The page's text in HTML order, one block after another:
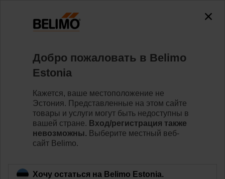
ZCQ-FL
Learn more
Добро пожаловать в Belimo
Estonia
Кажется, ваше местоположение не
Эстония. Представленные на этом сайте
товары и услуги могут быть недоступны в
вашей стране. Вход/регистрация также
невозможны. Выберите местный веб-
сайт Belimo.
Хочу остаться на Belimo Estonia.